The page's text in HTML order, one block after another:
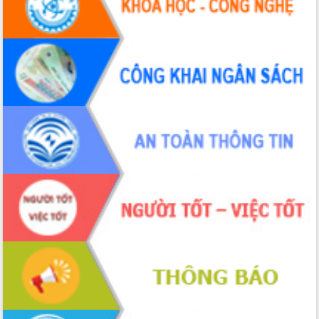
Bầu cử Quốc hội và HĐND: Cử tri Đắk
Lắk gửi gắm niềm tin, kỳ vọng vào lá
Đắk Lắk sẵn sàng các điều kiện cho
Ngày hội bầu cử đại biểu Quốc hội
khóa XVI và HĐND các cấp nhiệm kỳ
2026-2031
Đảm bảo cuộc bầu cử đại biểu Quốc
hội và đại biểu HĐND các cấp diễn ra
an toàn, hiệu quả, đúng quy định
Thủ tướng Chính phủ Phạm Minh Chính
kiểm tra, chỉ đạo hoàn thành các dự
án cao tốc và thăm khu tái định cư tại
Đắk Lắk
Sôi nổi Hội đua ngựa truyền thống Gò
Thì Thùng mừng Xuân Bính Ngọ 2026
Lãnh đạo tỉnh dâng hương tưởng niệm
tại Đập Đồng Cam đầu Xuân Bính Ngọ
Ngành nông nghiệp phấn đấu tăng
trưởng đạt 5,86% trong năm 2026
UBND tỉnh Đắk Lắk triển khai công tác